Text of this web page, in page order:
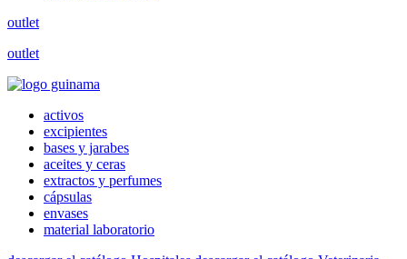
outlet
outlet
activos
excipientes
bases y jarabes
aceites y ceras
extractos y perfumes
cápsulas
envases
material laboratorio